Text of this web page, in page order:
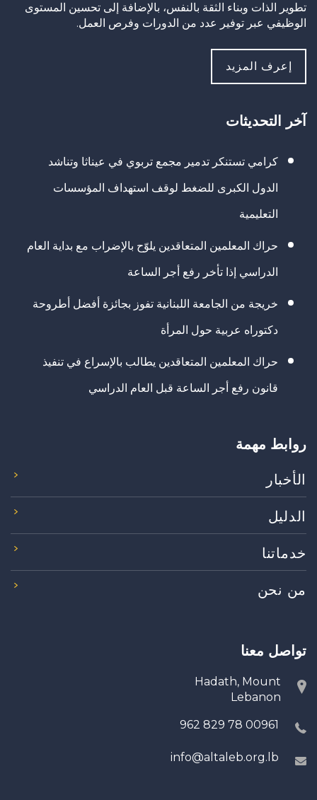
تطوير الذات وبناء الثقة بالنفس، بالإضافة إلى تحسين المستوى
الوظيفي عبر توفير عدد من الدورات وفرص العمل.
إعرف المزيد
آخر التحديثات
كرامي تستنكر تدمير مجمع تربوي في عيناثا وتناشد
الدول الكبرى للضغط لوقف استهداف المؤسسات
التعليمية
حراك المعلمين المتعاقدين يلوّح بالإضراب مع بداية العام
الدراسي إذا تأخر رفع أجر الساعة
خريجة من الجامعة اللبنانية تفوز بجائزة أفضل أطروحة
دكتوراه عربية حول المرأة
حراك المعلمين المتعاقدين يطالب بالإسراع في تنفيذ
قانون رفع أجر الساعة قبل العام الدراسي
روابط مهمة
الأخبار
الدليل
خدماتنا
من نحن
تواصل معنا
Hadath, Mount
Lebanon
00961 78 829 962
info@altaleb.org.lb